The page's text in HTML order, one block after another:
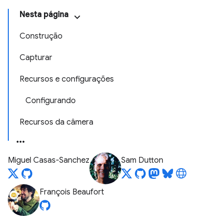
Nesta página
Construção
Capturar
Recursos e configurações
Configurando
Recursos da câmera
Miguel Casas-Sanchez Sam Dutton
François Beaufort